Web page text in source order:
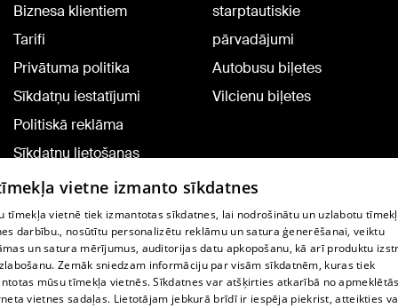
Biznesa klientiem
Tarifi
Privātuma politika
Sīkdatņu iestatījumi
Politiskā reklāma
Sīkdatņu lietošanas
noteikumi
Komentāru pievienošana
starptautiskie
pārvadājumi
Autobusu biļetes
Vilcienu biļetes
TV programma
Līguma noteikumi
vietne izmanto sīkdatnes
tīmekļa vietnē tiek izmantotas sīkdatnes, lai nodrošinātu un uzlabotu
darbību., nosūtītu personalizētu reklāmu un satura ģenerēšanai, veiktu
un satura mērījumus, auditorijas datu apkopošanu, kā arī produktu
Zemāk sniedzam informāciju par visām sīkdatnēm, kuras tiek
mūsu tīmekļa vietnēs. Sīkdatnes var atšķirties atkarībā no
vietnes sadaļas. Lietotājam jebkurā brīdī ir iespēja piekrist, atteikties